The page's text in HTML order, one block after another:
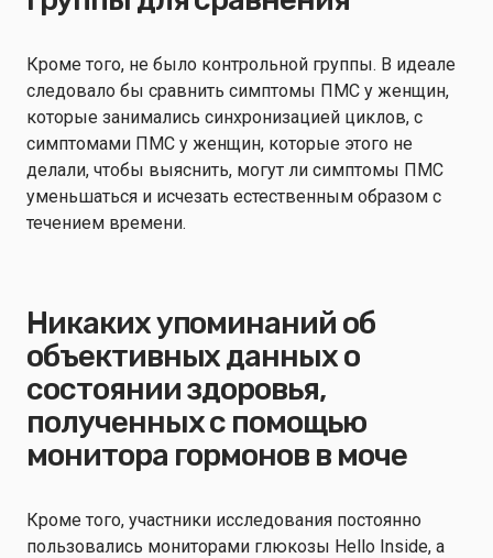
Кроме того, не было контрольной группы. В идеале
следовало бы сравнить симптомы ПМС у женщин,
которые занимались синхронизацией циклов, с
симптомами ПМС у женщин, которые этого не
делали, чтобы выяснить, могут ли симптомы ПМС
уменьшаться и исчезать естественным образом с
течением времени.
Никаких упоминаний об
объективных данных о
состоянии здоровья,
полученных с помощью
монитора гормонов в моче
Кроме того, участники исследования постоянно
пользовались мониторами глюкозы Hello Inside, а